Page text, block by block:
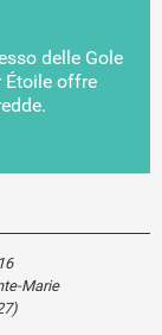
delle Gole
Étoile offre
Marie
)